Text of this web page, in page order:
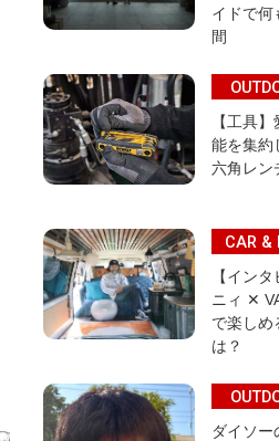
イドで何
間
【工具
能を集約
六角レン
CAR &
【イン
ニィ ✕
で楽しめ
は？
ダイソー